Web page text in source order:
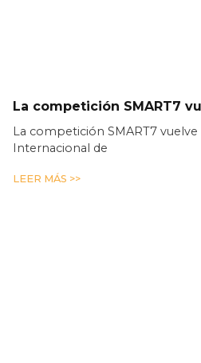
La competición SMART7
La competición SMART7 vuelve
Internacional de
LEER MÁS >>